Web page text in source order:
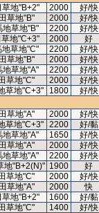
草地"B+2" 2000 好/快
草地"B" 2000 好/快
地草地"B" 2200 好/快
地"C+3" 2000 好
地草地"C" 2200 好/快
草地"B" 2000 好/快
地草地"A" 2200 好/快
草地"C" 2000 好/快
草地"C+3" 1800 好/快
草地"A" 2000 好/快
草地"C+3" 2200 好/黏
地草地"A" 1650 好/快
草地"A" 2000 好/快
地草地"A" 2200 好/快
地"B+2(N)" 1900 好
草地"C" 2000 好/快
草地"A" 2000 快
草地"B+2" 1600 好/黏
草地"C" 1400 好/快